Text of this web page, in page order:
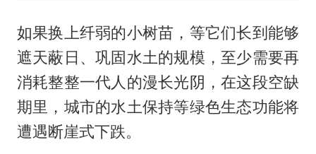
如果换上纤弱的小树苗，等它们长到能够
遮天蔽日、巩固水土的规模，至少需要再
消耗整整一代人的漫长光阴，在这段空缺
期里，城市的水土保持等绿色生态功能将
遭遇断崖式下跌。